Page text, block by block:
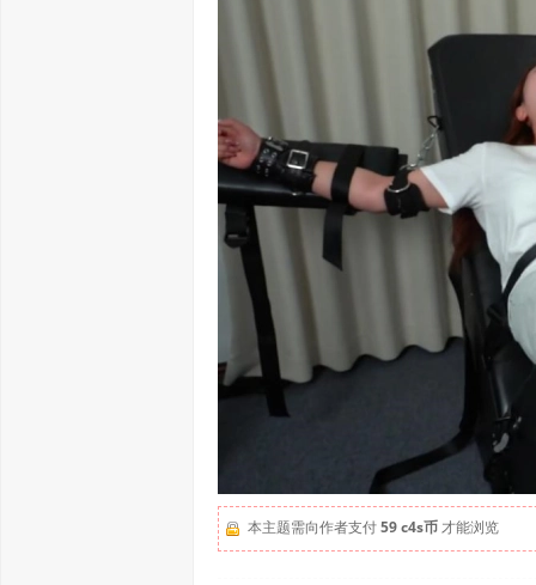
本主题需向作者支付59 c4s币才能浏览